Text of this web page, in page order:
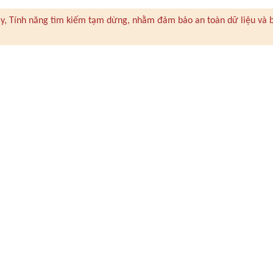
Tính năng tìm kiếm tạm dừng, nhằm đảm bảo an toàn dữ liệu và